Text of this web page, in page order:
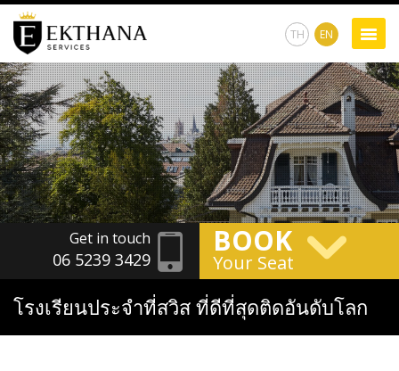
TH EN
Get in touch
06 5239 3429
BOOK
Your Seat
โรงเรียนประจำที่สวิส ที่ดีที่สุดติดอันดับโลก